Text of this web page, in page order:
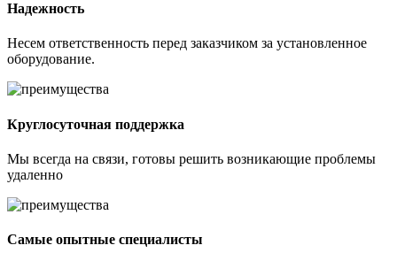
Надежность
Несем ответственность перед заказчиком за установленное
оборудование.
Круглосуточная поддержка
Мы всегда на связи, готовы решить возникающие проблемы
удаленно
Самые опытные специалисты